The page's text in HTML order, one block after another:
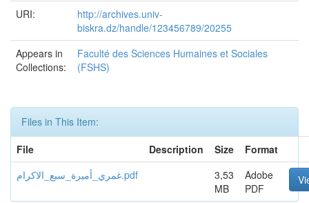
URI:
http://archives.univ-
biskra.dz/handle/123456789/20255
Appears in
Collections:
Faculté des Sciences Humaines et Sociales
(FSHS)
Files in This Item:
File
Description Size
Format
غمري_أميرة_سبع_الاكرام.pdf
3,53
MB
Adobe
PDF